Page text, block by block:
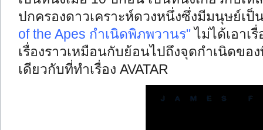
ปกครองดาวเคราะห์ดวงหนึ่งซึ่งมีมนุษย์เป็
of the Apes กำเนิดพิภพวานร"ไม่ได้เอาเ
เรื่องราวเหมือนกับย้อนไปถึงจุดกำเนิดขอ
เดียวกับที่ทำเรื่อง AVATAR